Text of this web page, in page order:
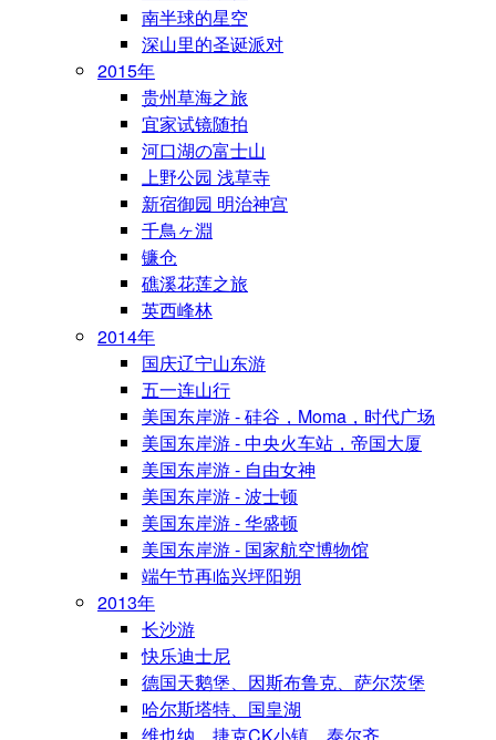
南半球的星空
深山里的圣诞派对
2015年
贵州草海之旅
宜家试镜随拍
河口湖の富士山
上野公园 浅草寺
新宿御园 明治神宫
千鳥ヶ淵
镰仓
礁溪花莲之旅
英西峰林
2014年
国庆辽宁山东游
五一连山行
美国东岸游 - 硅谷，Moma，时代广场
美国东岸游 - 中央火车站，帝国大厦
美国东岸游 - 自由女神
美国东岸游 - 波士顿
美国东岸游 - 华盛顿
美国东岸游 - 国家航空博物馆
端午节再临兴坪阳朔
2013年
长沙游
快乐迪士尼
德国天鹅堡、因斯布鲁克、萨尔茨堡
哈尔斯塔特、国皇湖